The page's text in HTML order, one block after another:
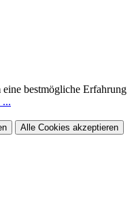
bestmögliche Erfahrung
...
Alle Cookies akzeptieren